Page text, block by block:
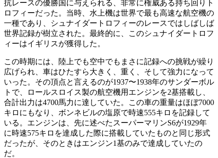
抗レースの優勝国に与えられる、非常に権威ある持ち回りト
ロフィーだった。当時、水上機は世界で最も高速な航空機の
一種であり、シュナイダートロフィーのレースではしばしば
世界記録が樹立された。最終的に、このシュナイダートロフ
ィーはイギリスが獲得した。
この時期には、陸上でも空中でもまさに記録への挑戦が繰り
広げられ、車はひたすら大きく、重く、そして強力になって
いった。その頂点と言えるのが1937〜1938年のサンダーボル
トで、ロールスロイス製の航空機用エンジンを2基搭載し、
合計出力は4700馬力に達していた。この車の重量はほぼ7000
キロにもなり、ボンネビルの塩原で時速555キロを記録して
いる。エンジンは、先に述べたスーパーマリンS6が1929年
に時速575キロを達成した際に搭載していたものと同じ形式
だったが、そのときはエンジン1基のみで達成していたの
だ。